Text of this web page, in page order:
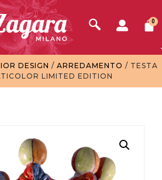
0
DESIGN / ARREDAMENTO / TESTA
LIMITED EDITION